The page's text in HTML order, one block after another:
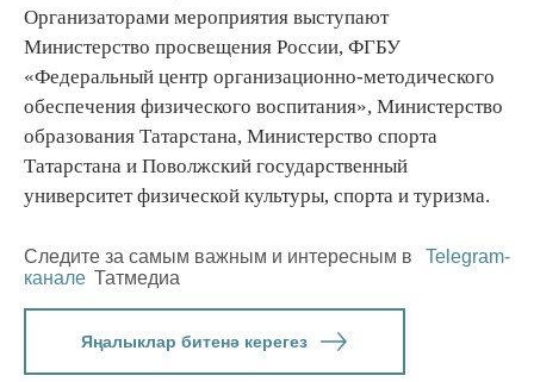
Организаторами мероприятия выступают
Министерство просвещения России, ФГБУ
«Федеральный центр организационно-методического
обеспечения физического воспитания», Министерство
образования Татарстана, Министерство спорта
Татарстана и Поволжский государственный
университет физической культуры, спорта и туризма.
Следите за самым важным и интересным в
Telegram-
канале Татмедиа
Яңалыклар битенә керегез